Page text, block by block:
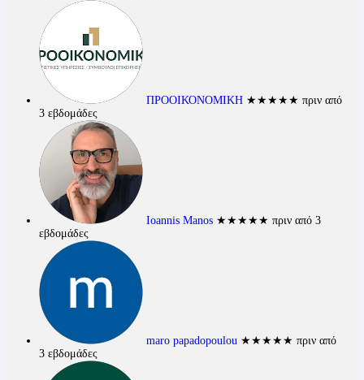
ΠΡΟΟΙΚΟΝΟΜΙΚΗ ★★★★★ πριν από
3 εβδομάδες
Ioannis Manos ★★★★★ πριν από 3
εβδομάδες
maro papadopoulou ★★★★★ πριν από
3 εβδομάδες